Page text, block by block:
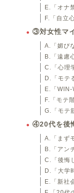
E.「オナ
F.「自立
③対女性マ
A.「媚び
B.「遠慮
C.「心理
D.「モテ
E.「WIN-
F.「モテ
G.「モテ
④20代を後
A.「まず
B.「アン
C.「後悔
D.「大学
E.「新社